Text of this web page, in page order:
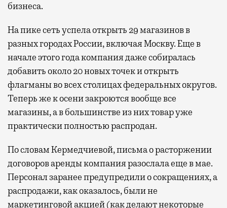
бизнеса.
На пике сеть успела открыть 29 магазинов в
разных городах России, включая Москву. Еще в
начале этого года компания даже собиралась
добавить около 20 новых точек и открыть
флагманы во всех столицах федеральных округов.
Теперь же к осени закроются вообще все
магазины, а в большинстве из них товар уже
практически полностью распродан.
По словам Кермедчиевой, письма о расторжении
договоров аренды компания разослала еще в мае.
Персонал заранее предупредили о сокращениях, а
распродажи, как оказалось, были не
маркетинговой акцией (как делают некоторые